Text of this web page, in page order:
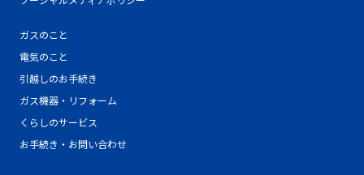
ガスのこと
電気のこと
引越しのお手続き
ガス機器・リフォーム
くらしのサービス
お手続き・お問い合わせ